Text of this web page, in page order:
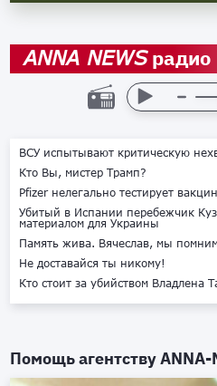
ANNA NEWSрадио
ВСУ испытывают критическую
Кто Вы, мистер Трамп?
Pfizer нелегально тестирует
Убитый в Испании перебежчик
материалом для Украины
Память жива. Вячеслав, мы
Не доставайся ты никому!
Кто стоит за убийством Владлена
Помощь агентствуANNA-